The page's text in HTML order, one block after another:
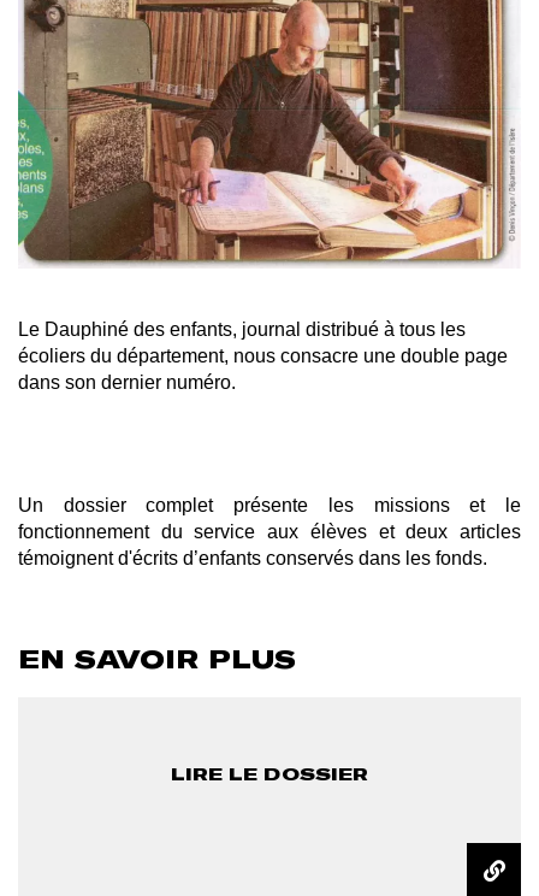
Le Dauphiné des enfants, journal distribué à tous les
écoliers du département, nous consacre une double page
dans son dernier numéro.
Un dossier complet présente les missions et le
fonctionnement du service aux élèves et deux articles
témoignent d'écrits d’enfants conservés dans les fonds.
EN SAVOIR PLUS
LIRE LE DOSSIER